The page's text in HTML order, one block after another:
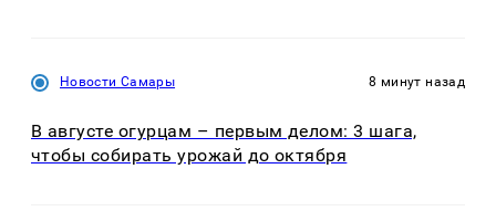
Новости Самары 8 минут назад
В августе огурцам – первым делом: 3 шага,
чтобы собирать урожай до октября